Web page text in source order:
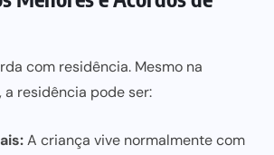
com residência. Mesmo na
a residência pode ser:
A criança vive normalmente com